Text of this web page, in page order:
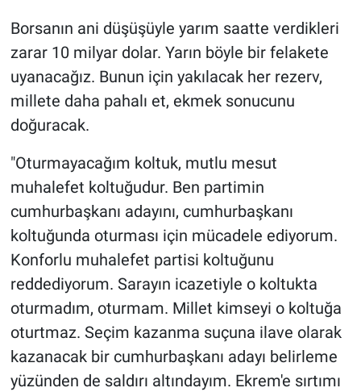
Borsanın ani düşüşüyle yarım saatte verdikleri
zarar 10 milyar dolar. Yarın böyle bir felakete
uyanacağız. Bunun için yakılacak her rezerv,
millete daha pahalı et, ekmek sonucunu
doğuracak.
"Oturmayacağım koltuk, mutlu mesut
muhalefet koltuğudur. Ben partimin
cumhurbaşkanı adayını, cumhurbaşkanı
koltuğunda oturması için mücadele ediyorum.
Konforlu muhalefet partisi koltuğunu
reddediyorum. Sarayın icazetiyle o koltukta
oturmadım, oturmam. Millet kimseyi o koltuğa
oturtmaz. Seçim kazanma suçuna ilave olarak
kazanacak bir cumhurbaşkanı adayı belirleme
yüzünden de saldırı altındayım. Ekrem'e sırtımı